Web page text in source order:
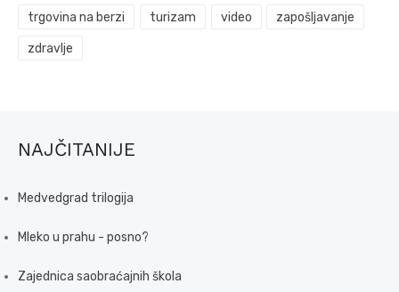
trgovina na berzi turizam video zapošljavanje
zdravlje
NAJČITANIJE
Medvedgrad trilogija
Mleko u prahu - posno?
Zajednica saobraćajnih škola